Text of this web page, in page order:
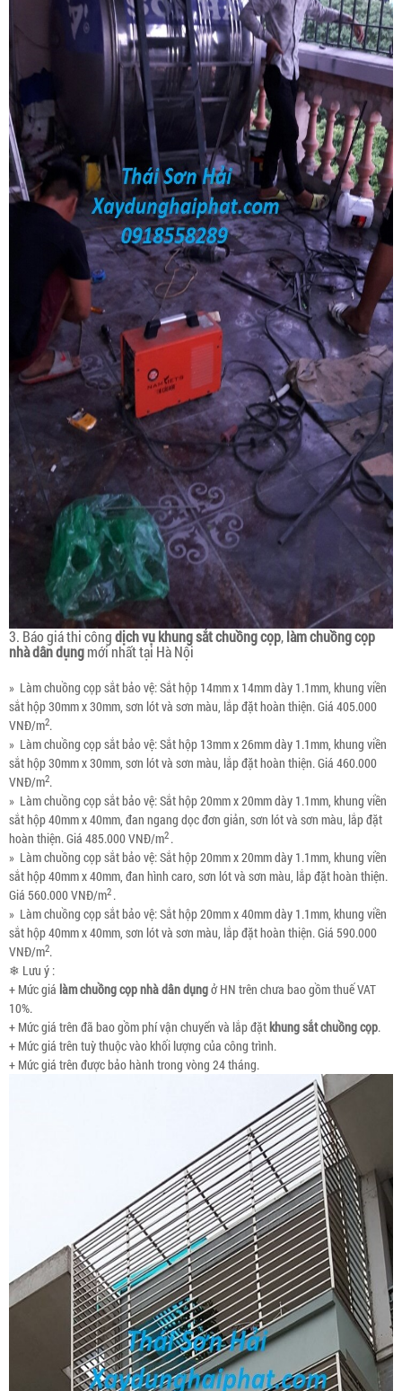
3. Báo giá thi côngdịch vụ khung sắt chuồng cọp,làm chuồng cọp
nhà dân dụngmới nhất tại Hà Nội
» Làm chuồng cọp sắt bảo vệ: Sắt hộp 14mm x 14mm dày 1.1mm, khung viền
sắt hộp 30mm x 30mm, sơn lót và sơn màu, lắp đặt hoàn thiện. Giá 405.000
VNĐ/m2.
» Làm chuồng cọp sắt bảo vệ: Sắt hộp 13mm x 26mm dày 1.1mm, khung viền
sắt hộp 30mm x 30mm, sơn lót và sơn màu, lắp đặt hoàn thiện. Giá 460.000
VNĐ/m2.
» Làm chuồng cọp sắt bảo vệ: Sắt hộp 20mm x 20mm dày 1.1mm, khung viền
sắt hộp 40mm x 40mm, đan ngang dọc đơn giản, sơn lót và sơn màu, lắp đặt
hoàn thiện. Giá 485.000 VNĐ/m2 .
» Làm chuồng cọp sắt bảo vệ: Sắt hộp 20mm x 20mm dày 1.1mm, khung viền
sắt hộp 40mm x 40mm, đan hình caro, sơn lót và sơn màu, lắp đặt hoàn thiện.
Giá 560.000 VNĐ/m2 .
» Làm chuồng cọp sắt bảo vệ: Sắt hộp 20mm x 40mm dày 1.1mm, khung viền
sắt hộp 40mm x 40mm, sơn lót và sơn màu, lắp đặt hoàn thiện. Giá 590.000
VNĐ/m2.
❄ Lưu ý :
+ Mức giá làm chuồng cọp nhà dân dụngở HN trên chưa bao gồm thuế VAT
10%.
+ Mức giá trên đã bao gồm phí vận chuyển và lắp đặtkhung sắt chuồng cọp.
+ Mức giá trên tuỳ thuộc vào khối lượng của công trình.
+ Mức giá trên được bảo hành trong vòng 24 tháng.